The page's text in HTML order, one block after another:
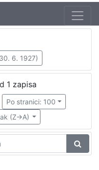
6. 1927)
1 zapisa
Po stranici: 100
(Z->A)